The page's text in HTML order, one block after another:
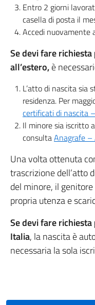
Entro 2 giorni
casella di posta il
Accedi nuovamente
Se devi fare
all’estero,è
L’atto di nascita sia
residenza. Per
certificati di nascita
Il minore sia iscritto
consultaAnagrafe –
Una volta ottenuta
trascrizione dell’atto
del minore, il
propria utenza e
Se devi fare
Italia, la nascita è
necessaria la sola